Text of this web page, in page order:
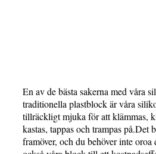
En av de bästa sakerna med våra
traditionella plastblock är våra
tillräckligt mjuka för att klämmas,
kastas, tappas och trampas på.Det
framöver, och du behöver inte